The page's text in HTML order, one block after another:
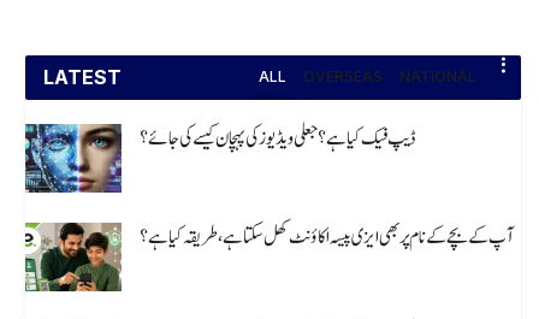
LATEST ALL OVERSEAS NATIONAL
ڈیپ فیک کیا ہے؟ جعلی ویڈیوز کی پہچان کیسے کی جائے؟
آپ کے بچے کے نام پر بھی ایزی پیسہ اکاؤنٹ کھل سکتا ہے، طریقہ کیا ہے؟